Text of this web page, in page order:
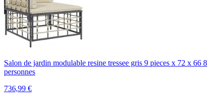
Salon de jardin modulable resine tressee gris 9 pieces x 72 x 66 8
personnes
736,99 €